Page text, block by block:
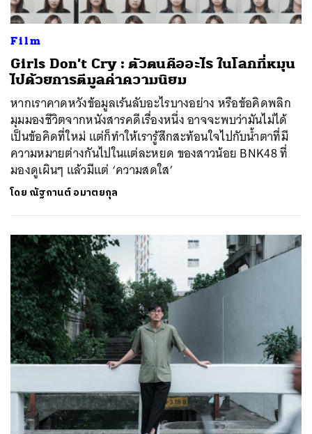
Film
Girls Don’t Cry : ตัวตนคืออะไร ในโลกที่หมุน
ไปด้วยการตีมูลค่าความนิยม
หากเราคาดหวังข้อมูลเร้นลับอะไรบางอย่าง หรือข้อคิดพลิก
มุมมองชีวิตจากหนังสารคดีเรื่องหนึ่ง อาจจะพบว่ามันไม่ได้
เป็นข้อคิดที่ใหม่ แต่ก็ทำให้เรารู้สึกสะท้อนใจไปกับน้ำตาที่มี
ความหมายต่างกันไปในแต่ละหยด ของสาวน้อย BNK48 ที่
มองดูเผินๆ แล้วมีแต่ ‘ความสดใส’
โดย ณัฐกานต์ อมาตยกุล